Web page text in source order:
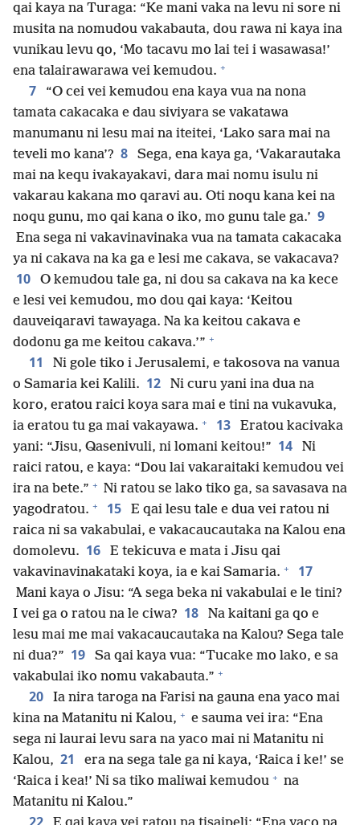
qai kaya na Turaga: “Ke mani vaka na levu ni sore ni
musita na nomudou vakabauta, dou rawa ni kaya ina
vunikau levu qo, ‘Mo tacavu mo lai tei i wasawasa!’
ena talairawarawa vei kemudou. +
7
“O cei vei kemudou ena kaya vua na nona
tamata cakacaka e dau siviyara se vakatawa
manumanu ni lesu mai na iteitei, ‘Lako sara mai na
teveli mo kana’? 8
Sega, ena kaya ga, ‘Vakarautaka
mai na kequ ivakayakavi, dara mai nomu isulu ni
vakarau kakana mo qaravi au. Oti noqu kana kei na
noqu gunu, mo qai kana o iko, mo gunu tale ga.’ 9
Ena sega ni vakavinavinaka vua na tamata cakacaka
ya ni cakava na ka ga e lesi me cakava, se vakacava?
10
O kemudou tale ga, ni dou sa cakava na ka kece
e lesi vei kemudou, mo dou qai kaya: ‘Keitou
dauveiqaravi tawayaga. Na ka keitou cakava e
dodonu ga me keitou cakava.’” +
11
Ni gole tiko i Jerusalemi, e takosova na vanua
o Samaria kei Kalili. 12
Ni curu yani ina dua na
koro, eratou raici koya sara mai e tini na vukavuka,
ia eratou tu ga mai vakayawa. + 13
Eratou kacivaka
yani: “Jisu, Qasenivuli, ni lomani keitou!” 14
Ni
raici ratou, e kaya: “Dou lai vakaraitaki kemudou vei
ira na bete.” + Ni ratou se lako tiko ga, sa savasava na
yagodratou. + 15
E qai lesu tale e dua vei ratou ni
raica ni sa vakabulai, e vakacaucautaka na Kalou ena
domolevu. 16
E tekicuva e mata i Jisu qai
vakavinavinakataki koya, ia e kai Samaria. + 17
Mani kaya o Jisu: “A sega beka ni vakabulai e le tini?
I vei ga o ratou na le ciwa? 18
Na kaitani ga qo e
lesu mai me mai vakacaucautaka na Kalou? Sega tale
ni dua?” 19
Sa qai kaya vua: “Tucake mo lako, e sa
vakabulai iko nomu vakabauta.” +
20
Ia nira taroga na Farisi na gauna ena yaco mai
kina na Matanitu ni Kalou, + e sauma vei ira: “Ena
sega ni laurai levu sara na yaco mai ni Matanitu ni
Kalou, 21
era na sega tale ga ni kaya, ‘Raica i ke!’ se
‘Raica i kea!’ Ni sa tiko maliwai kemudou + na
Matanitu ni Kalou.”